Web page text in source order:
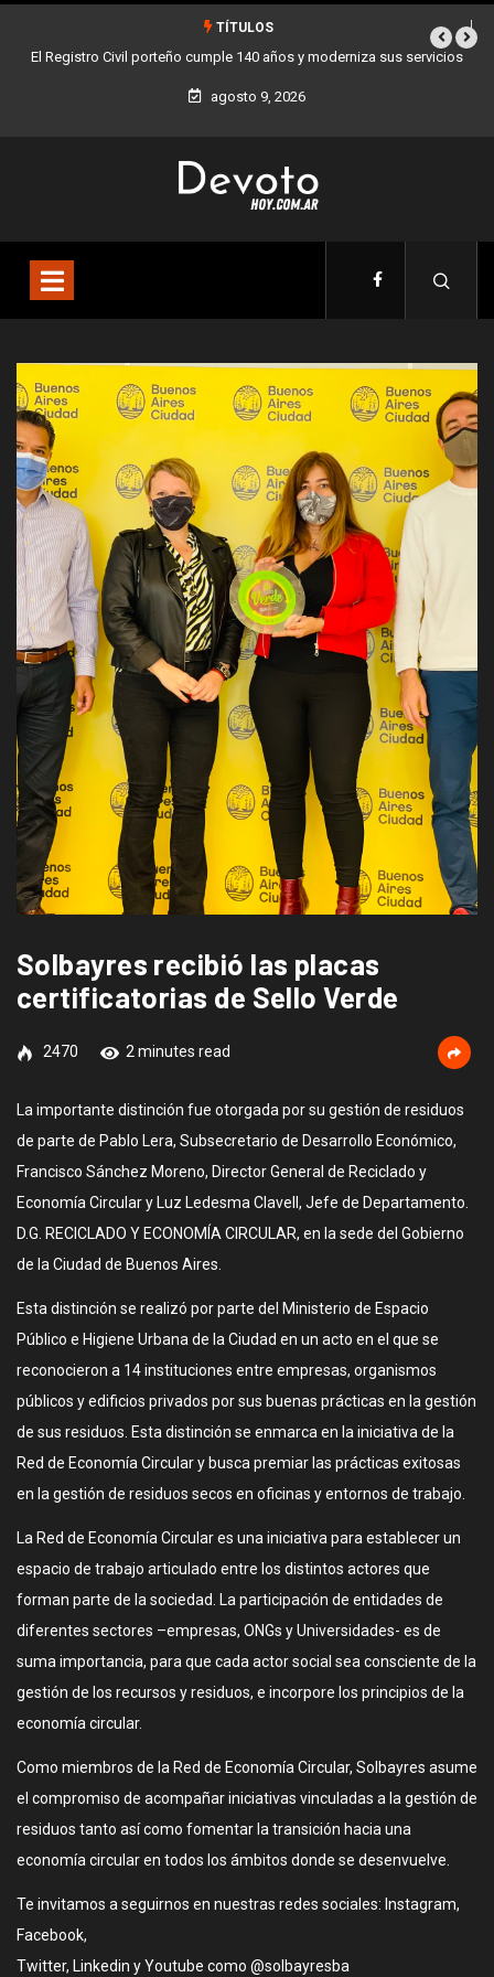
TÍTULOS
cumple 140 años y moderniza sus servicios Buenos Aires sumó 12
agosto 9, 2026
Solbayres recibió las placas
certificatorias de Sello Verde
2470 2 minutes read
La importante distinción fue otorgada por su gestión de residuos
de parte de Pablo Lera, Subsecretario de Desarrollo Económico,
Francisco Sánchez Moreno, Director General de Reciclado y
Economía Circular y Luz Ledesma Clavell, Jefe de Departamento.
D.G. RECICLADO Y ECONOMÍA CIRCULAR, en la sede del Gobierno
de la Ciudad de Buenos Aires.
Esta distinción se realizó por parte del Ministerio de Espacio
Público e Higiene Urbana de la Ciudad en un acto en el que se
reconocieron a 14 instituciones entre empresas, organismos
públicos y edificios privados por sus buenas prácticas en la gestión
de sus residuos. Esta distinción se enmarca en la iniciativa de la
Red de Economía Circular y busca premiar las prácticas exitosas
en la gestión de residuos secos en oficinas y entornos de trabajo.
La Red de Economía Circular es una iniciativa para establecer un
espacio de trabajo articulado entre los distintos actores que
forman parte de la sociedad. La participación de entidades de
diferentes sectores –empresas, ONGs y Universidades- es de
suma importancia, para que cada actor social sea consciente de la
gestión de los recursos y residuos, e incorpore los principios de la
economía circular.
Como miembros de la Red de Economía Circular, Solbayres asume
el compromiso de acompañar iniciativas vinculadas a la gestión de
residuos tanto así como fomentar la transición hacia una
economía circular en todos los ámbitos donde se desenvuelve.
Te invitamos a seguirnos en nuestras redes sociales: Instagram,
Facebook,
Twitter, Linkedin y Youtube como @solbayresba